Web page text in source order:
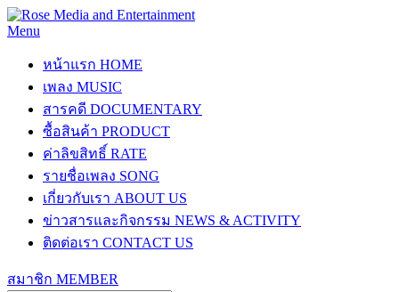
Menu
หน้าแรก HOME
เพลง MUSIC
สารคดี DOCUMENTARY
ซื้อสินค้า PRODUCT
ค่าลิขสิทธิ์ RATE
รายชื่อเพลง SONG
เกี่ยวกับเรา ABOUT US
ข่าวสารและกิจกรรม NEWS & ACTIVITY
ติดต่อเรา CONTACT US
สมาชิก MEMBER